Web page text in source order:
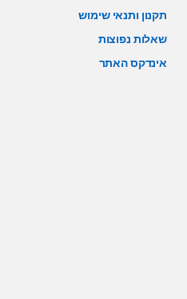
תקנון ותנאי שימוש
שאלות נפוצות
אינדקס האתר